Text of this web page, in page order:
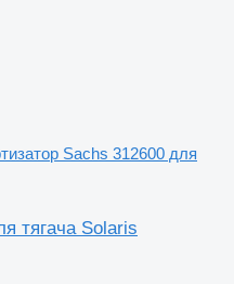
Sachs 312600 для
тягача Solaris